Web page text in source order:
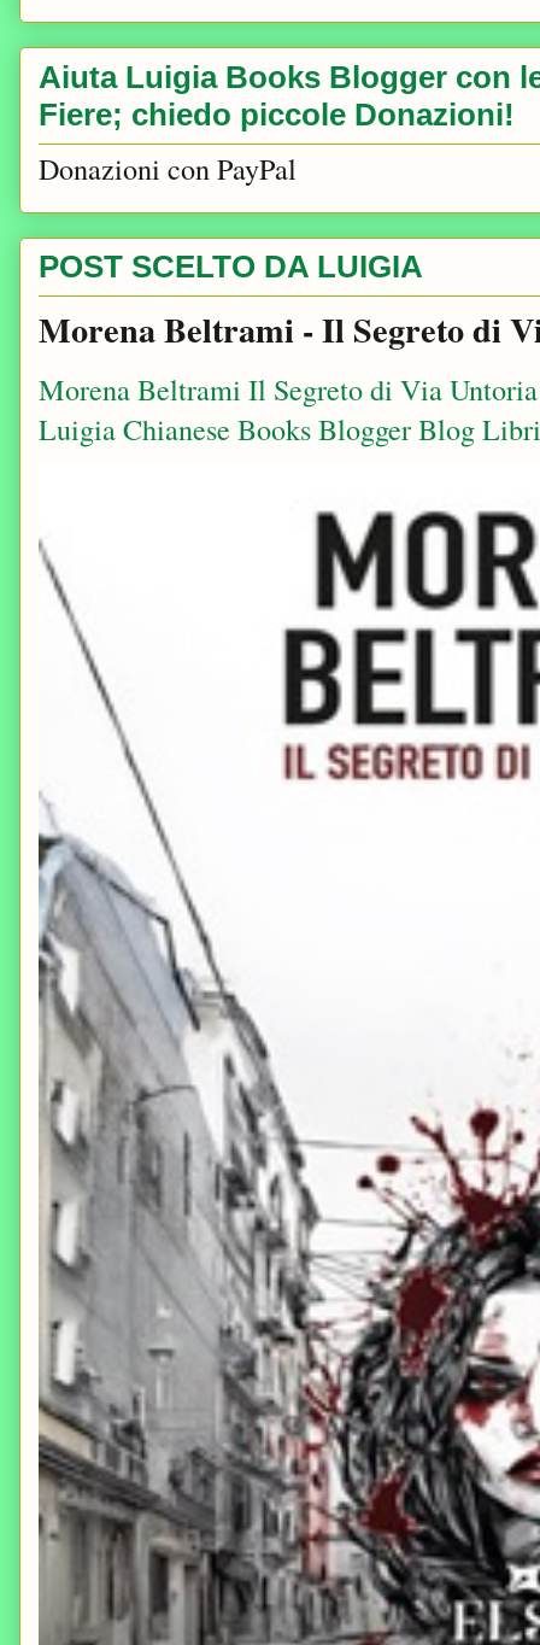
Aiuta Luigia Books Blogger con
Fiere; chiedo piccole Donazioni!
Donazioni con PayPal
POST SCELTO DA LUIGIA
Morena Beltrami - Il Segreto di
Morena Beltrami Il Segreto di Via
Luigia Chianese Books Blogger Blog